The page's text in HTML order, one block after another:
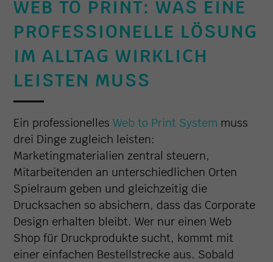
WEB TO PRINT: WAS EINE
PROFESSIONELLE LÖSUNG
IM ALLTAG WIRKLICH
LEISTEN MUSS
Ein professionellesWeb to Print System muss
drei Dinge zugleich leisten:
Marketingmaterialien zentral steuern,
Mitarbeitenden an unterschiedlichen Orten
Spielraum geben und gleichzeitig die
Drucksachen so absichern, dass das Corporate
Design erhalten bleibt. Wer nur einen Web
Shop für Druckprodukte sucht, kommt mit
einer einfachen Bestellstrecke aus. Sobald